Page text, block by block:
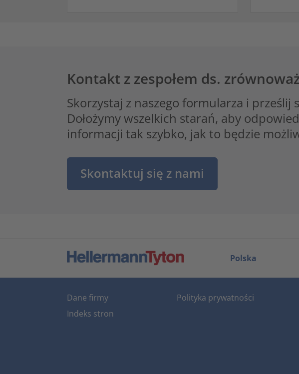
Kontakt z zespołem ds.
Skorzystaj z naszego formularza i
Dołożymy wszelkich starań, aby
informacji tak szybko, jak to będzie
Skontaktuj się z nami
Polska
Dane firmy
Indeks stron
Polityka prywatności